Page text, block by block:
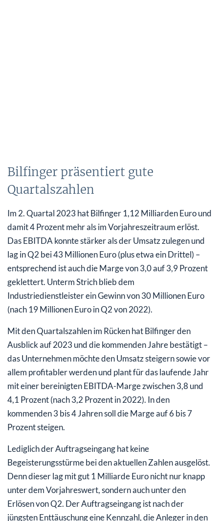
Bilfinger präsentiert gute
Quartalszahlen
Im 2. Quartal 2023 hat Bilfinger 1,12 Milliarden Euro und
damit 4 Prozent mehr als im Vorjahreszeitraum erlöst.
Das EBITDA konnte stärker als der Umsatz zulegen und
lag in Q2 bei 43 Millionen Euro (plus etwa ein Drittel) –
entsprechend ist auch die Marge von 3,0 auf 3,9 Prozent
geklettert. Unterm Strich blieb dem
Industriedienstleister ein Gewinn von 30 Millionen Euro
(nach 19 Millionen Euro in Q2 von 2022).
Mit den Quartalszahlen im Rücken hat Bilfinger den
Ausblick auf 2023 und die kommenden Jahre bestätigt –
das Unternehmen möchte den Umsatz steigern sowie vor
allem profitabler werden und plant für das laufende Jahr
mit einer bereinigten EBITDA-Marge zwischen 3,8 und
4,1 Prozent (nach 3,2 Prozent in 2022). In den
kommenden 3 bis 4 Jahren soll die Marge auf 6 bis 7
Prozent steigen.
Lediglich der Auftragseingang hat keine
Begeisterungsstürme bei den aktuellen Zahlen ausgelöst.
Denn dieser lag mit gut 1 Milliarde Euro nicht nur knapp
unter dem Vorjahreswert, sondern auch unter den
Erlösen von Q2. Der Auftragseingang ist nach der
jüngsten Enttäuschung eine Kennzahl, die Anleger in den